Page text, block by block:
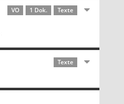
VO 1 Dok. Texte
Texte